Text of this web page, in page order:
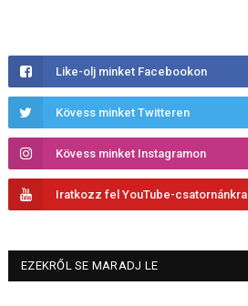
Like-olj minket Facebookon
Kövess minket Twitteren
Kövess minket Instagramon
Iratkozz fel YouTube-csatornánkra
EZEKRŐL SE MARADJ LE